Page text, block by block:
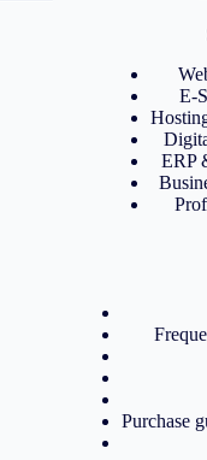
E-
ERP
Purchase